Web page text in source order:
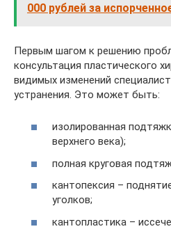
000 рублей за
Первым шагом к решению
консультация пластического
видимых изменений
устранения. Это может быть:
изолированная
верхнего века);
полная круговая
кантопексия –
уголков;
кантопластика –